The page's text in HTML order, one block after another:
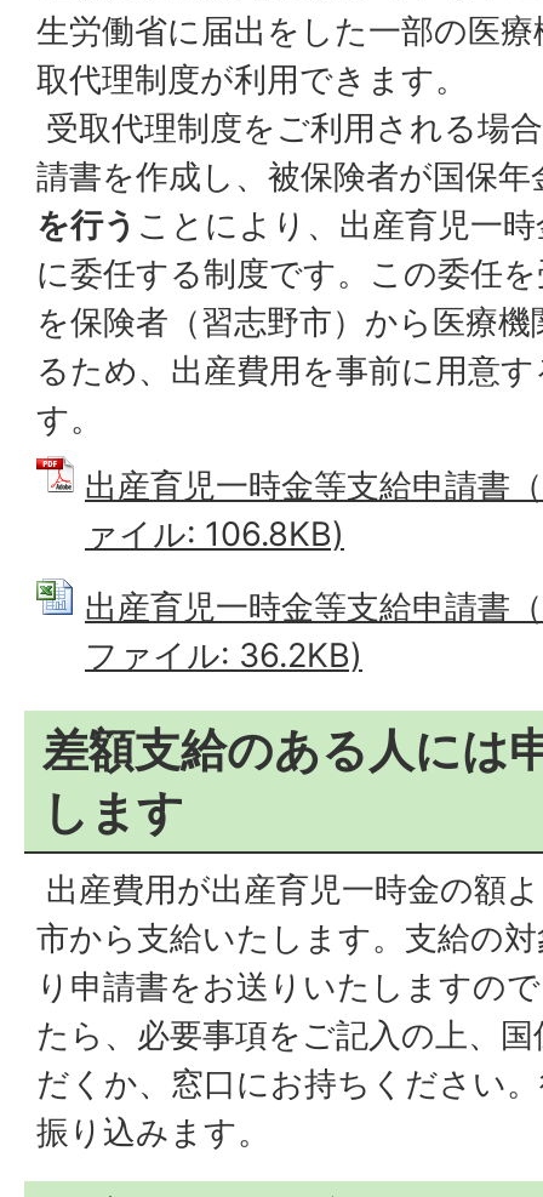
生労働省に届出をした一部の医
取代理制度が利用できます。
受取代理制度をご利用される場
請書を作成し、被保険者が国保年
を行う ことにより、出産育児一
に委任する制度です。この委任
を保険者（習志野市）から医療
るため、出産費用を事前に用意
す。
出産育児一時金等支給申請書
ァイル: 106.8KB)
出産育児一時金等支給申請書
ファイル: 36.2KB)
差額支給のある人には
します
出産費用が出産育児一時金の額
市から支給いたします。支給の
り申請書をお送りいたしますの
たら、必要事項をご記入の上、
だくか、窓口にお持ちください
振り込みます。